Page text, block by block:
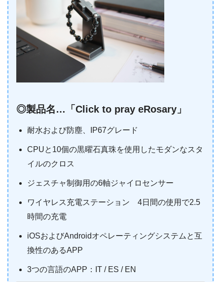
◎製品名…「Click to pray eRosary」
耐水および防塵、IP67グレード
CPUと10個の黒曜石真珠を使用したモダンなスタ
イルのクロス
ジェスチャ制御用の6軸ジャイロセンサー
ワイヤレス充電ステーション 4日間の使用で2.5
時間の充電
iOSおよびAndroidオペレーティングシステムと互
換性のあるAPP
3つの言語のAPP：IT / ES / EN